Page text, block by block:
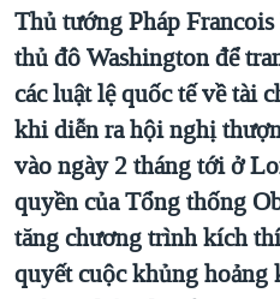
hướng
chính
Đi
tới
"Tìm"
MỤC
TỰ DO BÁO CHÍ
VẠCH TRẦN TIN GIẢ
NGƯỜI VIỆT HẢI NGOẠI
ĐỜI SỐNG
KINH TẾ
KHOA HỌC
CHUYÊN ĐỀ
CHIẾN TRANH THƯƠNG
TẠI
HÀNH TRÌNH BẦU CỬ 2024
MỘT NĂM CHIẾN TRANH
GIẢI MÃ VÀNH ĐAI & CON
HỌC TIẾNG ANH
VIDEO
NGHE
MẠNG XÃ HỘI
Thủ tướng Pháp
thủ đô Washington để
các luật lệ quốc tế về tài
khi diễn ra hội nghị
vào ngày 2 tháng tới ở
quyền của Tổng thống
tăng chương trình kích
quyết cuộc khủng hoảng